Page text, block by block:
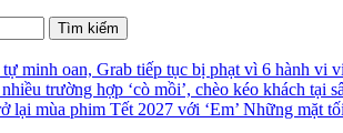
Tìm kiếm
tự minh oan, Grab tiếp tục bị phạt vì 6 hành vi
trường hợp ‘cò mồi’, chèo kéo khách tại
lại mùa phim Tết 2027 với ‘Em’ Những mặt